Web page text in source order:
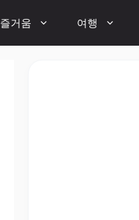
즐거움 여행